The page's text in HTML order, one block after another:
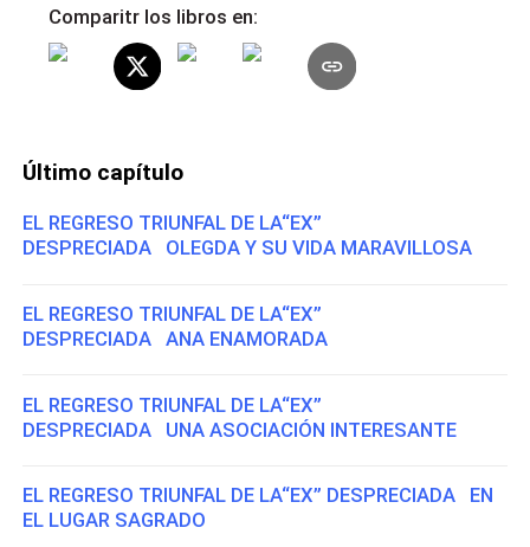
Comparitr los libros en:
Último capítulo
EL REGRESO TRIUNFAL DE LA“EX”
DESPRECIADA OLEGDA Y SU VIDA MARAVILLOSA
EL REGRESO TRIUNFAL DE LA“EX”
DESPRECIADA ANA ENAMORADA
EL REGRESO TRIUNFAL DE LA“EX”
DESPRECIADA UNA ASOCIACIÓN INTERESANTE
EL REGRESO TRIUNFAL DE LA“EX” DESPRECIADA EN
EL LUGAR SAGRADO